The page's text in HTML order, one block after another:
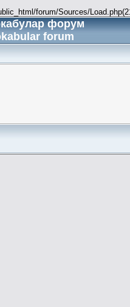
forum/Sources/
форум
forum